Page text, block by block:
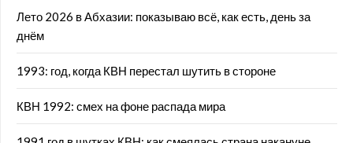
Лето 2026 в Абхазии: показываю всё, как есть, день за
днём
1993: год, когда КВН перестал шутить в стороне
КВН 1992: смех на фоне распада мира